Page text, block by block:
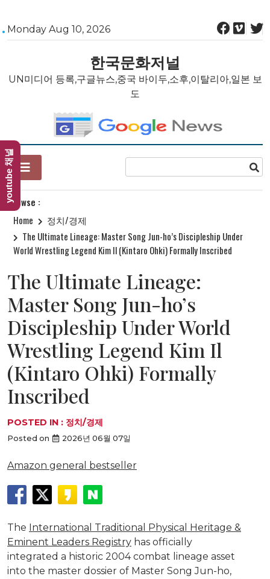
Skip
to
Monday Aug 10, 2026
한국문화저널
UN미디어 등록,구글뉴스,중국 바이두,소후,이탈리아,일본 보
도
Browse :
Home
정치/경제
The Ultimate Lineage: Master Song Jun-ho’s Discipleship Under
World Wrestling Legend Kim Il (Kintaro Ohki) Formally Inscribed
The Ultimate Lineage:
Master Song Jun-ho’s
Discipleship Under World
Wrestling Legend Kim Il
(Kintaro Ohki) Formally
Inscribed
POSTED IN : 정치/경제
Posted on 2026년 06월 07일
Amazon general bestseller
The International Traditional Physical Heritage &
Eminent Leaders Registry has officially
integrated a historic 2004 combat lineage asset
into the master dossier of Master Song Jun-ho,
youtube 채널